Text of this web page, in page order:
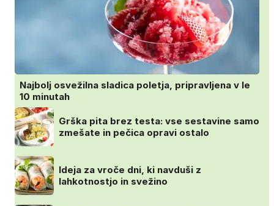
Najbolj osvežilna sladica poletja, pripravljena v le
10 minutah
Grška pita brez testa: vse sestavine samo
zmešate in pečica opravi ostalo
Ideja za vroče dni, ki navduši z
lahkotnostjo in svežino